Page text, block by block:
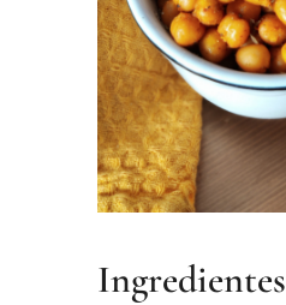
Ingredientes